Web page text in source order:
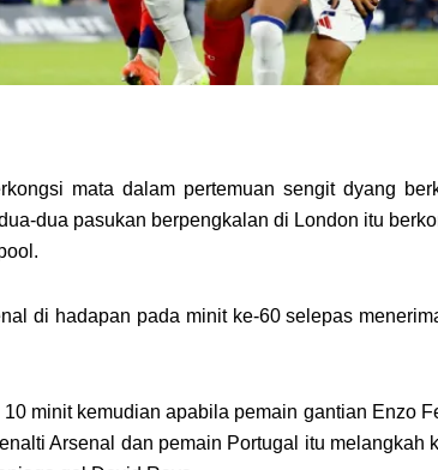
mata dalam pertemuan sengit dyang
dua pasukan berpengkalan di London itu
di hadapan pada minit ke-60 selepas
minit kemudian apabila pemain gantian Enzo
Arsenal dan pemain Portugal itu melangkah